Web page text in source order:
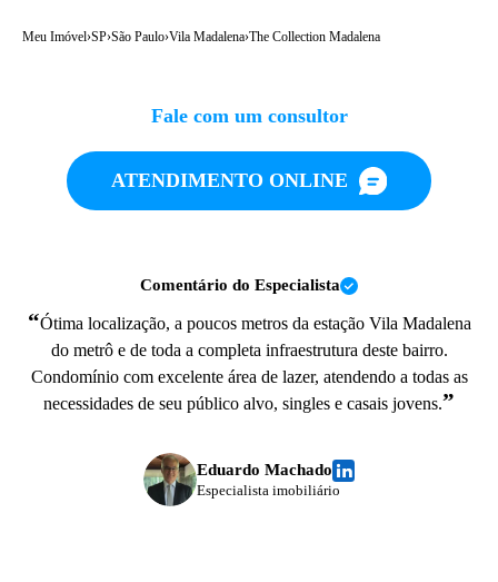
Meu Imóvel›SP›São Paulo›Vila Madalena›The Collection Madalena
Fale com um consultor
ATENDIMENTO ONLINE
Comentário do Especialista
“Ótima localização, a poucos metros da estação Vila Madalena
do metrô e de toda a completa infraestrutura deste bairro.
Condomínio com excelente área de lazer, atendendo a todas as
necessidades de seu público alvo, singles e casais jovens.”
Eduardo Machado
Especialista imobiliário